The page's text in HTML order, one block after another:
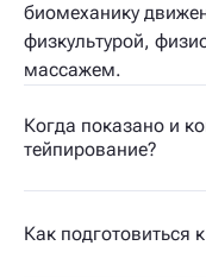
биомеханику
физкультурой,
массажем.
Когда показано и
тейпирование?
Как подготовиться